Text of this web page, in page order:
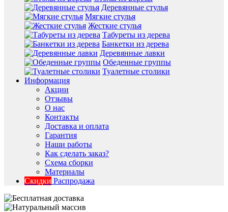
Деревянные стулья
Мягкие стулья
Жесткие стулья
Табуреты из дерева
Банкетки из дерева
Деревянные лавки
Обеденные группы
Туалетные столики
Информация
Акции
Отзывы
О нас
Контакты
Доставка и оплата
Гарантия
Наши работы
Как сделать заказ?
Схема сборки
Материалы
Скидки Распродажа